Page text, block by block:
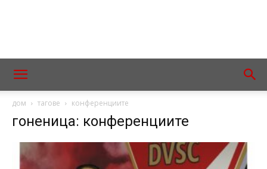
дом тагове конференциите
гоненица: конференциите